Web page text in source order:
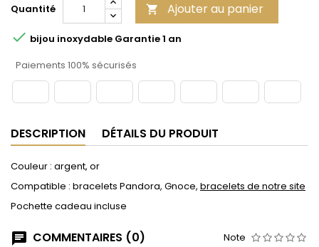
Quantité
 Ajouter au panier
 bijou inoxydable Garantie 1 an
Paiements 100% sécurisés
DESCRIPTION DÉTAILS DU PRODUIT
Couleur : argent, or
Compatible : bracelets Pandora, Gnoce, bracelets de notre site
Pochette cadeau incluse
COMMENTAIRES (0) Note